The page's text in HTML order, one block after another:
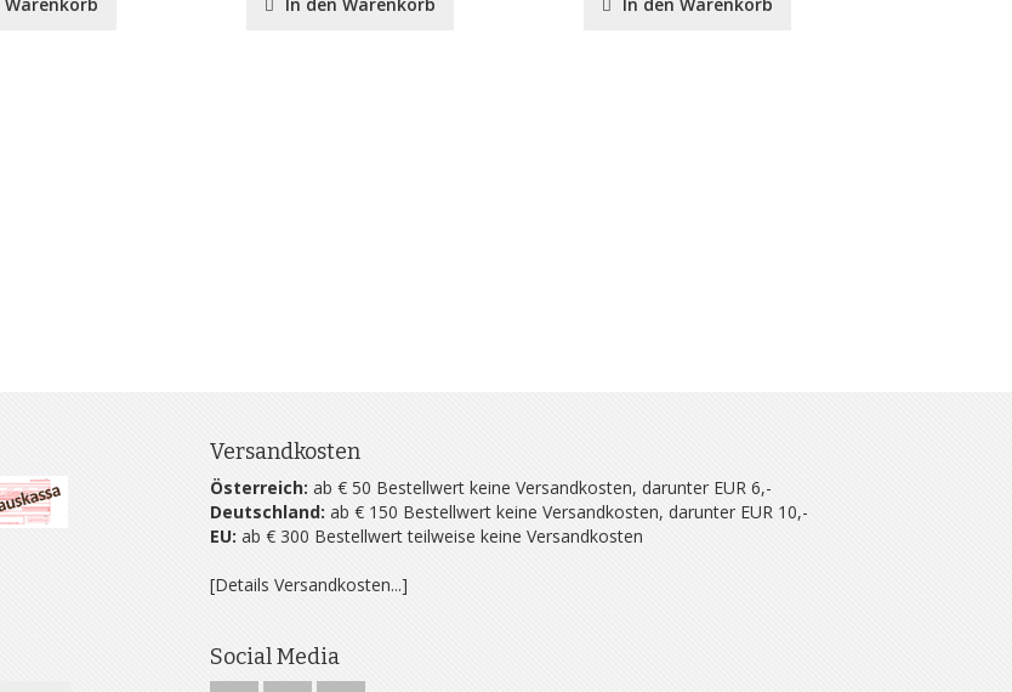
Versandkosten
Österreich: ab € 50 Bestellwert keine Versandkosten, darunter EUR 6,-
Deutschland: ab € 150 Bestellwert keine Versandkosten, darunter EUR 10,-
EU: ab € 300 Bestellwert teilweise keine Versandkosten
[Details Versandkosten...]
Social Media